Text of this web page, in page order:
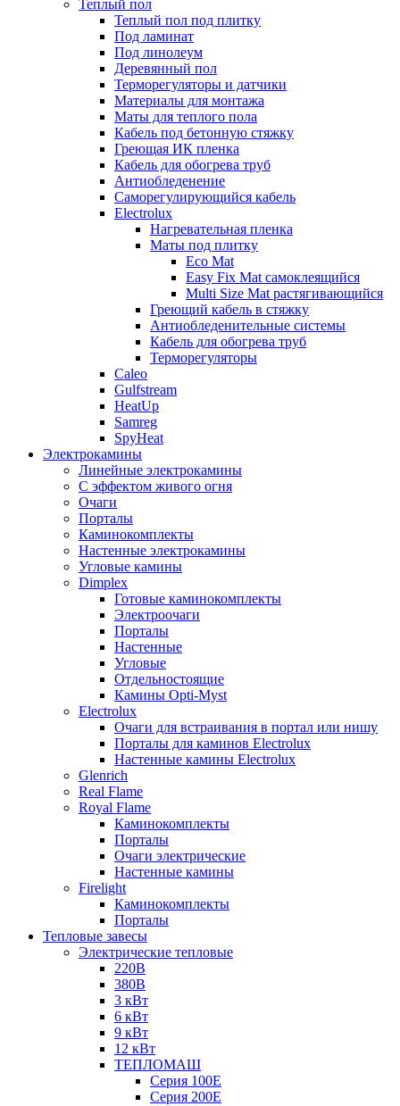
Теплый пол
Теплый пол под плитку
Под ламинат
Под линолеум
Деревянный пол
Терморегуляторы и датчики
Материалы для монтажа
Маты для теплого пола
Кабель под бетонную стяжку
Греющая ИК пленка
Кабель для обогрева труб
Антиобледенение
Саморегулирующийся кабель
Electrolux
Нагревательная пленка
Маты под плитку
Eco Mat
Easy Fix Mat самоклеящийся
Multi Size Mat растягивающийся
Греющий кабель в стяжку
Антиобледенительные системы
Кабель для обогрева труб
Терморегуляторы
Caleo
Gulfstream
HeatUp
Samreg
SpyHeat
Электрокамины
Линейные электрокамины
С эффектом живого огня
Очаги
Порталы
Каминокомплекты
Настенные электрокамины
Угловые камины
Dimplex
Готовые каминокомплекты
Электроочаги
Порталы
Настенные
Угловые
Отдельностоящие
Камины Opti-Myst
Electrolux
Очаги для встраивания в портал или нишу
Порталы для каминов Electrolux
Настенные камины Electrolux
Glenrich
Rеal Flame
Royal Flame
Каминокомплекты
Порталы
Очаги электрические
Настенные камины
Firelight
Каминокомплекты
Порталы
Тепловые завесы
Электрические тепловые
220В
380В
3 кВт
6 кВт
9 кВт
12 кВт
ТЕПЛОМАШ
Серия 100E
Серия 200E